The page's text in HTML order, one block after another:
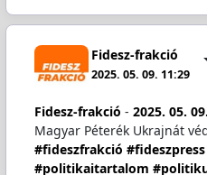
Fidesz-frakció
2025. 05. 09. 11:29
Fidesz-frakció - 2025. 05. 09.
Magyar Péterék Ukrajnát
#fideszfrakció #fideszpress
#politikaitartalom